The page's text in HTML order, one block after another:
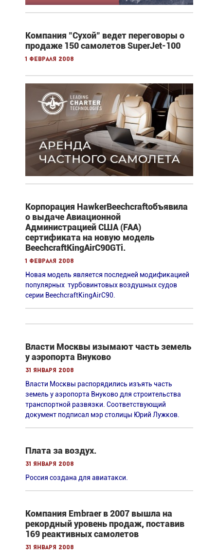
Компания "Сухой" ведет переговоры о
продаже 150 самолетов SuperJet-100
1 февраля 2008
Корпорация HawkerBeechcraftобъявила
о выдаче Авиационной
Администрацией США (FAA)
сертификата на новую модель
BeechcraftKingAirC90GTi.
1 февраля 2008
Новая модель является последней модификацией
популярных турбовинтовых воздушных судов
серии BeechcraftKingAirC90.
Власти Москвы изымают часть земель
у аэропорта Внуково
31 января 2008
Власти Москвы распорядились изъять часть
земель у аэропорта Внуково для строительства
транспортной развязки. Cоответствующий
документ подписал мэр столицы Юрий Лужков.
Плата за воздух.
31 января 2008
Россия создана для авиатакси.
Компания Embraer в 2007 вышла на
рекордный уровень продаж, поставив
169 реактивных самолетов
31 января 2008